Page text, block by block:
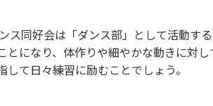
ス同好会は「ダンス部」として活動す
とになり、体作りや細やかな動きに対し
て日々練習に励むことでしょう。